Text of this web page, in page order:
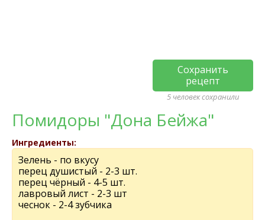
Сохранить
рецепт
5 человек сохранили
Помидоры "Дона Бейжа"
Ингредиенты:
Зелень - по вкусу
перец душистый - 2-3 шт.
перец чёрный - 4-5 шт.
лавровый лист - 2-3 шт
чеснок - 2-4 зубчика